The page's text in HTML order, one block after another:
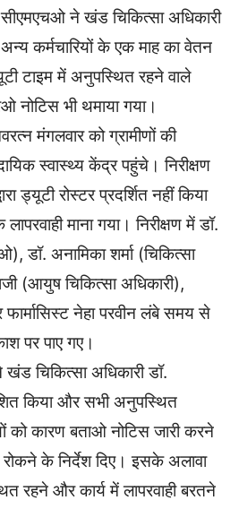
सीएमएचओ ने खंड चिकित्सा अधिकारी
कर्मचारियों के एक माह का वेतन
टाइम में अनुपस्थित रहने वाले
नोटिस भी थमाया गया।
मंगलवार को ग्रामीणों की
स्वास्थ्य केंद्र पहुंचे। निरीक्षण
ड्यूटी रोस्टर प्रदर्शित नहीं किया
माना गया। निरीक्षण में डॉ.
डॉ. अनामिका शर्मा (चिकित्सा
(आयुष चिकित्सा अधिकारी),
नेहा परवीन लंबे समय से
पर पाए गए।
चिकित्सा अधिकारी डॉ.
किया और सभी अनुपस्थित
को कारण बताओ नोटिस जारी करने
के निर्देश दिए। इसके अलावा
रहने और कार्य में लापरवाही बरतने